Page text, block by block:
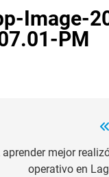
Image-
PM
aprender mejor
operativo en